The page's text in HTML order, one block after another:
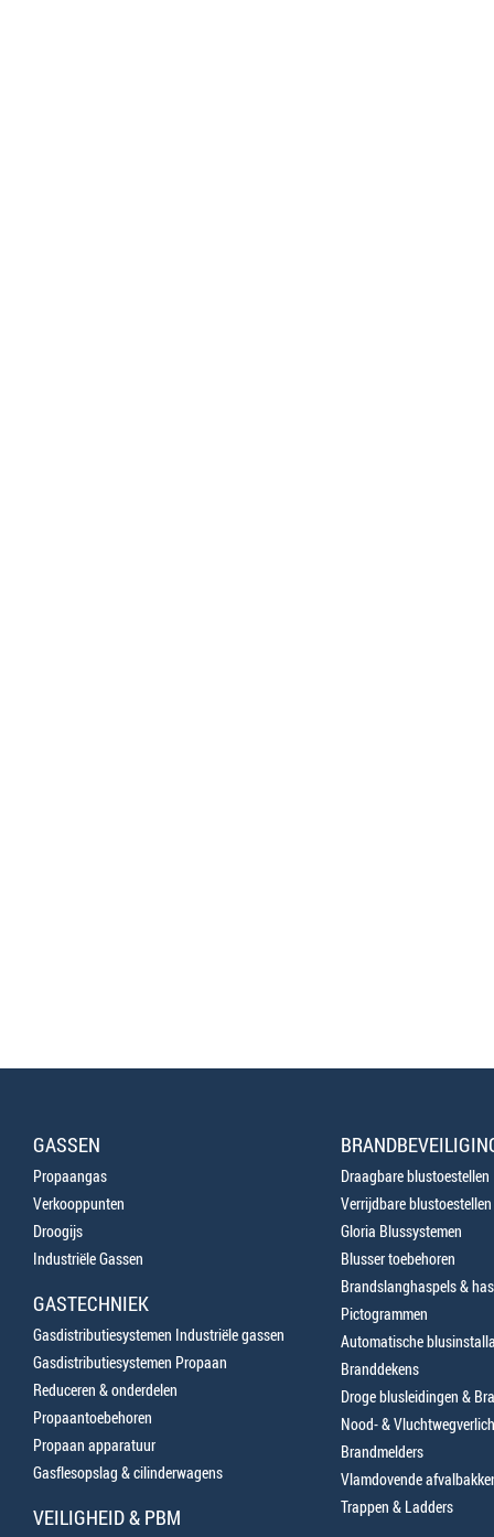
GASSEN
Propaangas
Verkooppunten
Droogijs
Industriële Gassen
GASTECHNIEK
Gasdistributiesystemen Industriële gassen
Gasdistributiesystemen Propaan
Reduceren & onderdelen
Propaantoebehoren
Propaan apparatuur
Gasflesopslag & cilinderwagens
VEILIGHEID & PBM
Draagbare blustoestellen
Verrijdbare blustoestellen
Gloria Blussystemen
Blusser toebehoren
Brandslanghaspels &
Pictogrammen
Automatische
Branddekens
Droge blusleidingen &
Nood- &
Brandmelders
Vlamdovende
Trappen & Ladders